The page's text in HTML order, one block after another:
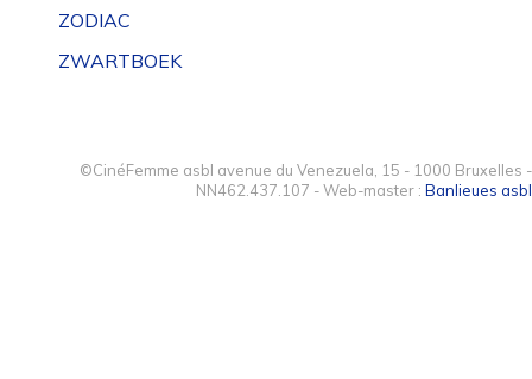
ZODIAC
ZWARTBOEK
©CinéFemme asbl avenue du Venezuela, 15 - 1000 Bruxelles -
NN462.437.107 - Web-master : Banlieues asbl